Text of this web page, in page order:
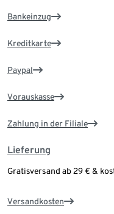
Bankeinzug
Kreditkarte
Paypal
Vorauskasse
Zahlung in der Filiale
Lieferung
Gratisversand ab 29 € &
Versandkosten